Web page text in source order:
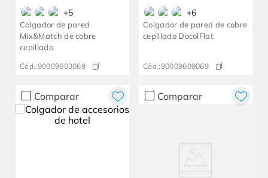
+5
Colgador de pared
Mix&Match de cobre
cepillado
Cód.:90009603069
+6
Colgador de pared de cobre
cepillado DocolFlat
Cód.:90009609069
Comparar Comparar